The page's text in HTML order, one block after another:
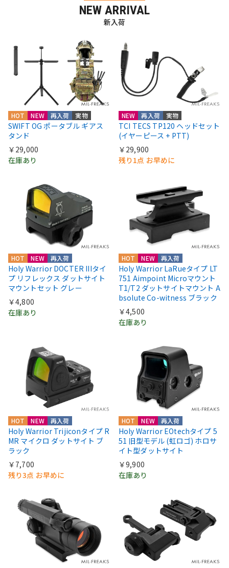
NEW ARRIVAL
新入荷
HOT NEW 再入荷 実物
SWIFT OG ポータブル ギアス
タンド
￥29,000
在庫あり
NEW 再入荷 実物
TCI TECS TP120 ヘッドセット
(イヤーピース + PTT)
￥29,900
残り1点 お早めに
HOT NEW 再入荷
Holy Warrior DOCTER IIIタイ
プ リフレックス ダットサイト
マウントセット グレー
￥4,800
在庫あり
HOT NEW 再入荷
Holy Warrior LaRueタイプ LT
751 Aimpoint Microマウント
T1/T2 ダットサイトマウント A
bsolute Co-witness ブラック
￥4,500
在庫あり
HOT NEW 再入荷
Holy Warrior Trijiconタイプ R
MR マイクロ ダットサイト ブ
ラック
￥7,700
残り3点 お早めに
HOT NEW 再入荷
Holy Warrior EOtechタイプ 5
51 旧型モデル (虹ロゴ) ホロサ
イト型ダットサイト
￥9,900
在庫あり